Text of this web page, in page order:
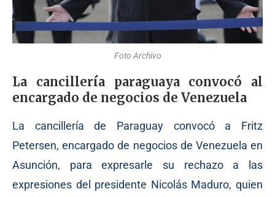
Foto Archivo
La cancillería paraguaya convocó al
encargado de negocios de Venezuela
La cancillería de Paraguay convocó a Fritz
Petersen, encargado de negocios de Venezuela en
Asunción, para expresarle su rechazo a las
expresiones del presidente Nicolás Maduro, quien